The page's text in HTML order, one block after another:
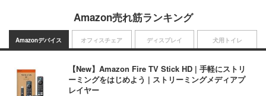
Amazon売れ筋ランキング
Amazonデバイス
【New】Amazon Fire TV Stick HD | 手軽にストリ
ーミングをはじめよう | ストリーミングメディアプ
レイヤー
オフィスチェア ディスプレイ 犬用トイレ